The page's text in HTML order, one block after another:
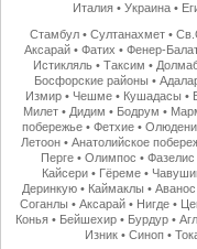
Италия• Украина•
Стамбул •Султанахмет •
Аксарай• Фатих • Фенер-
Истикляль• Таксим •
Босфорские районы •
Измир• Чешме• Кушадасы •
Милет• Дидим • Бодрум •
побережье •Фетхие •
Летоон •Анатолийское
Перге •Олимпос •Фазелис
Кайсери• Гёреме•
Деринкую• Каймаклы • Аванос
Соганлы • Аксарай• Нигде•
Конья • Бейшехир • Бурдур •
Изник •Синоп •